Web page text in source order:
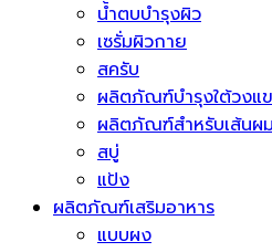
น้ำตบบำรุงผิว
เซรั่มผิวกาย
สครับ
ผลิตภัณฑ์บำรุงใต้วงแ
ผลิตภัณฑ์สำหรับเส้นผ
สบู่
แป้ง
ผลิตภัณฑ์เสริมอาหาร
แบบผง